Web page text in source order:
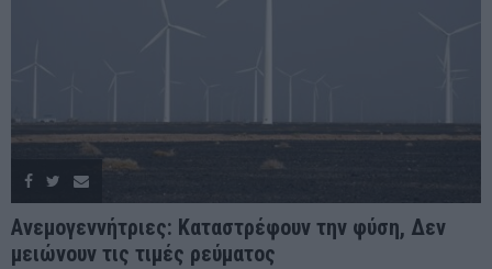
Ανεμογεννήτριες: Καταστρέφουν την φύση, Δεν
μειώνουν τις τιμές ρεύματος